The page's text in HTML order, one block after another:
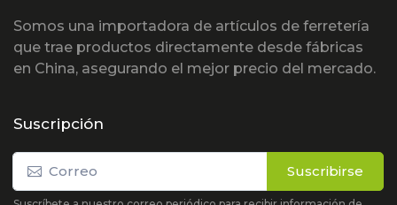
Somos una importadora de artículos de ferretería
que trae productos directamente desde fábricas
en China, asegurando el mejor precio del mercado.
Suscripción
Suscribirse